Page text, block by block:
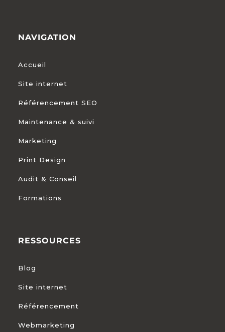
NAVIGATION
Accueil
Site internet
Référencement SEO
Maintenance & suivi
Marketing
Print Design
Audit & Conseil
Formations
RESSOURCES
Blog
Site internet
Référencement
Webmarketing